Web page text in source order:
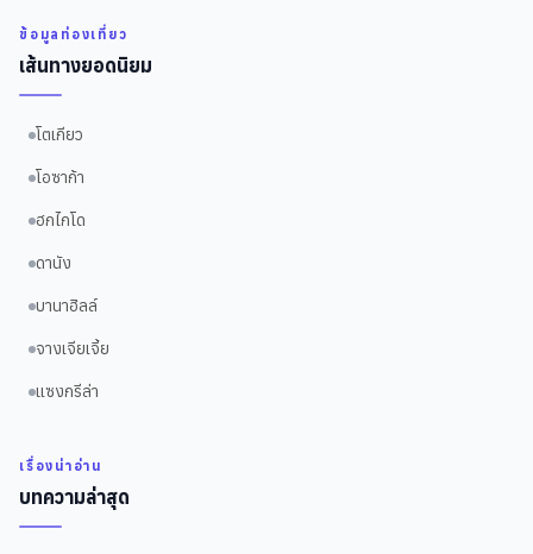
ข้อมูลท่องเที่ยว
เส้นทางยอดนิยม
โตเกียว
โอซาก้า
ฮกไกโด
ดานัง
บานาฮิลล์
จางเจียเจี้ย
แซงกรีล่า
เรื่องน่าอ่าน
บทความล่าสุด